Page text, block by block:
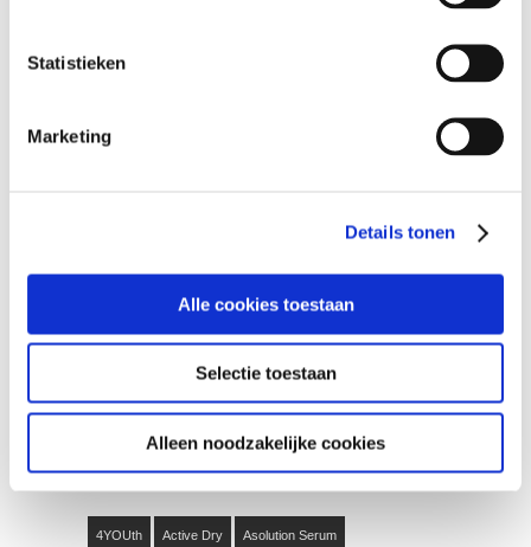
Statistieken
Marketing
Details tonen
Alle cookies toestaan
Selectie toestaan
Alleen noodzakelijke cookies
Een verwenmoment, geef een glimlach
Liefde is… een kaartje sturen?
4YOUth Active Dry Asolution Serum